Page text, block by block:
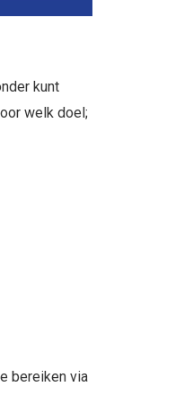
kunt
welk doel;
bereiken via